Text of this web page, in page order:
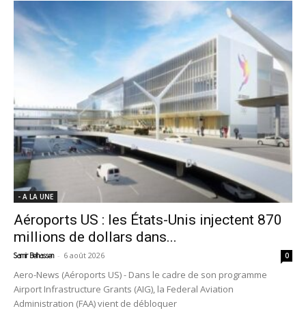
- A LA UNE
Aéroports US : les États-Unis injectent 870
millions de dollars dans...
Samir Belhassen - 6 août 2026 0
Aero-News (Aéroports US) - Dans le cadre de son programme
Airport Infrastructure Grants (AIG), la Federal Aviation
Administration (FAA) vient de débloquer